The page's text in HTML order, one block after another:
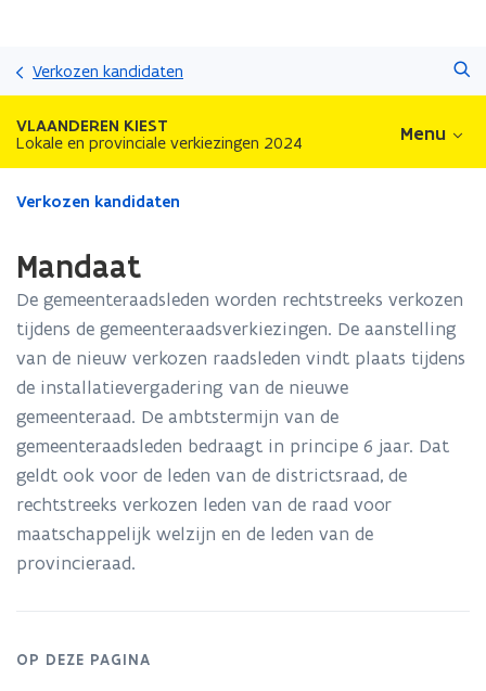
inhoud
Verkozen kandidaten
VLAANDEREN KIEST
Lokale en provinciale verkiezingen 2024 Menu
Gedaan
bevindt
op:
Mandaat
Verkozen kandidaten
Mandaat
De gemeenteraadsleden worden rechtstreeks verkozen
tijdens de gemeenteraadsverkiezingen. De aanstelling
van de nieuw verkozen raadsleden vindt plaats tijdens
de installatievergadering van de nieuwe
gemeenteraad. De ambtstermijn van de
gemeenteraadsleden bedraagt in principe 6 jaar. Dat
geldt ook voor de leden van de districtsraad, de
rechtstreeks verkozen leden van de raad voor
maatschappelijk welzijn en de leden van de
provincieraad.​​​​​​
OP DEZE PAGINA